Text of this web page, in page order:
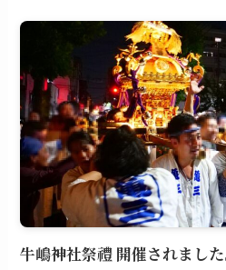
牛嶋神社祭禮 開催されまし